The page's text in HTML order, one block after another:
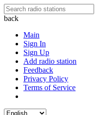
back
Main
Sign In
Sign Up
Add radio station
Feedback
Privacy Policy
Terms of Service